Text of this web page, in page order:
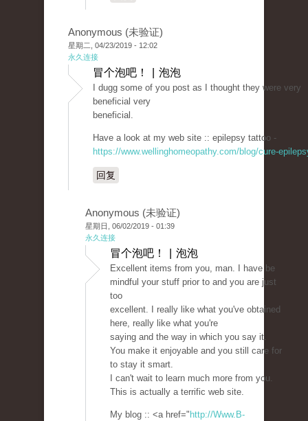
Anonymous (未验证)
星期二, 04/23/2019 - 12:02
永久连接
冒个泡吧！ | 泡泡
I dugg some of you post as I thought they were very
beneficial very
beneficial.
Have a look at my web site :: epilepsy tattoo -
https://www.wellinghomeopathy.com/blog/cure-
回复
Anonymous (未验证)
星期日, 06/02/2019 - 01:39
永久连接
冒个泡吧！ | 泡泡
Excellent items from you, man. I have be
mindful your stuff prior to and you are just
too
excellent. I really like what you've obtained
here, really like what you're
saying and the way in which you say it.
You make it enjoyable and you still care for
to stay it smart.
I can't wait to learn much more from you.
This is actually a terrific web site.
My blog :: <a href=" http://Www.B-